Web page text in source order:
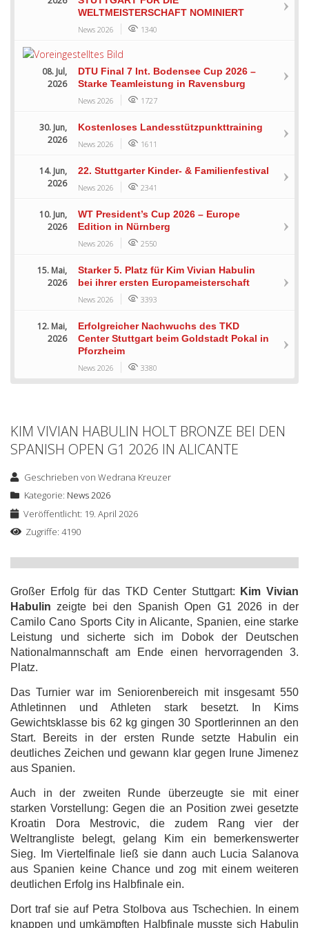
WELTMEISTERSCHAFT NOMINIERT
News 2026 1340
08. Jul,
2026
DTU Final 7 Int. Bodensee Cup 2026 –
Starke Teamleistung in Ravensburg
News 2026 1727
30. Jun,
2026
Kostenloses Landesstützpunkttraining
News 2026 1611
14. Jun,
2026
22. Stuttgarter Kinder- & Familienfestival
News 2026 2341
10. Jun,
2026
WT President’s Cup 2026 – Europe
Edition in Nürnberg
News 2026 2550
15. Mai,
2026
Starker 5. Platz für Kim Vivian Habulin
bei ihrer ersten Europameisterschaft
News 2026 3393
12. Mai,
2026
Erfolgreicher Nachwuchs des TKD
Center Stuttgart beim Goldstadt Pokal in
Pforzheim
News 2026 3380
KIM VIVIAN HABULIN HOLT BRONZE BEI DEN
SPANISH OPEN G1 2026 IN ALICANTE
Geschrieben vonWedrana Kreuzer
Kategorie: News 2026
Veröffentlicht: 19. April 2026
Zugriffe: 4190
Großer Erfolg für das TKD Center Stuttgart:
Kim Vivian
Habulin zeigte bei den Spanish Open G1 2026 in der
Camilo Cano Sports City in Alicante, Spanien, eine starke
Leistung und sicherte sich im Dobok der Deutschen
Nationalmannschaft am Ende einen hervorragenden 3.
Platz.
Das Turnier war im Seniorenbereich mit insgesamt 550
Athletinnen und Athleten stark besetzt. In Kims
Gewichtsklasse bis 62 kg gingen 30 Sportlerinnen an den
Start. Bereits in der ersten Runde setzte Habulin ein
deutliches Zeichen und gewann klar gegen Irune Jimenez
aus Spanien.
Auch in der zweiten Runde überzeugte sie mit einer
starken Vorstellung: Gegen die an Position zwei gesetzte
Kroatin Dora Mestrovic, die zudem Rang vier der
Weltrangliste belegt, gelang Kim ein bemerkenswerter
Sieg. Im Viertelfinale ließ sie dann auch Lucia Salanova
aus Spanien keine Chance und zog mit einem weiteren
deutlichen Erfolg ins Halbfinale ein.
Dort traf sie auf Petra Stolbova aus Tschechien. In einem
knappen und umkämpften Halbfinale musste sich Habulin